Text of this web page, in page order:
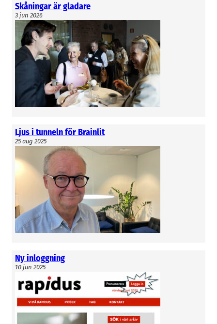
Skåningar är gladare
3 jun 2026
Ljus i tunneln för Brainlit
25 aug 2025
Ny inloggning
10 jun 2025